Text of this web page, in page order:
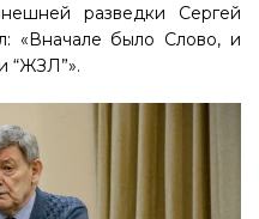
разведки Сергей
«Вначале было Слово, и
“ЖЗЛ”».